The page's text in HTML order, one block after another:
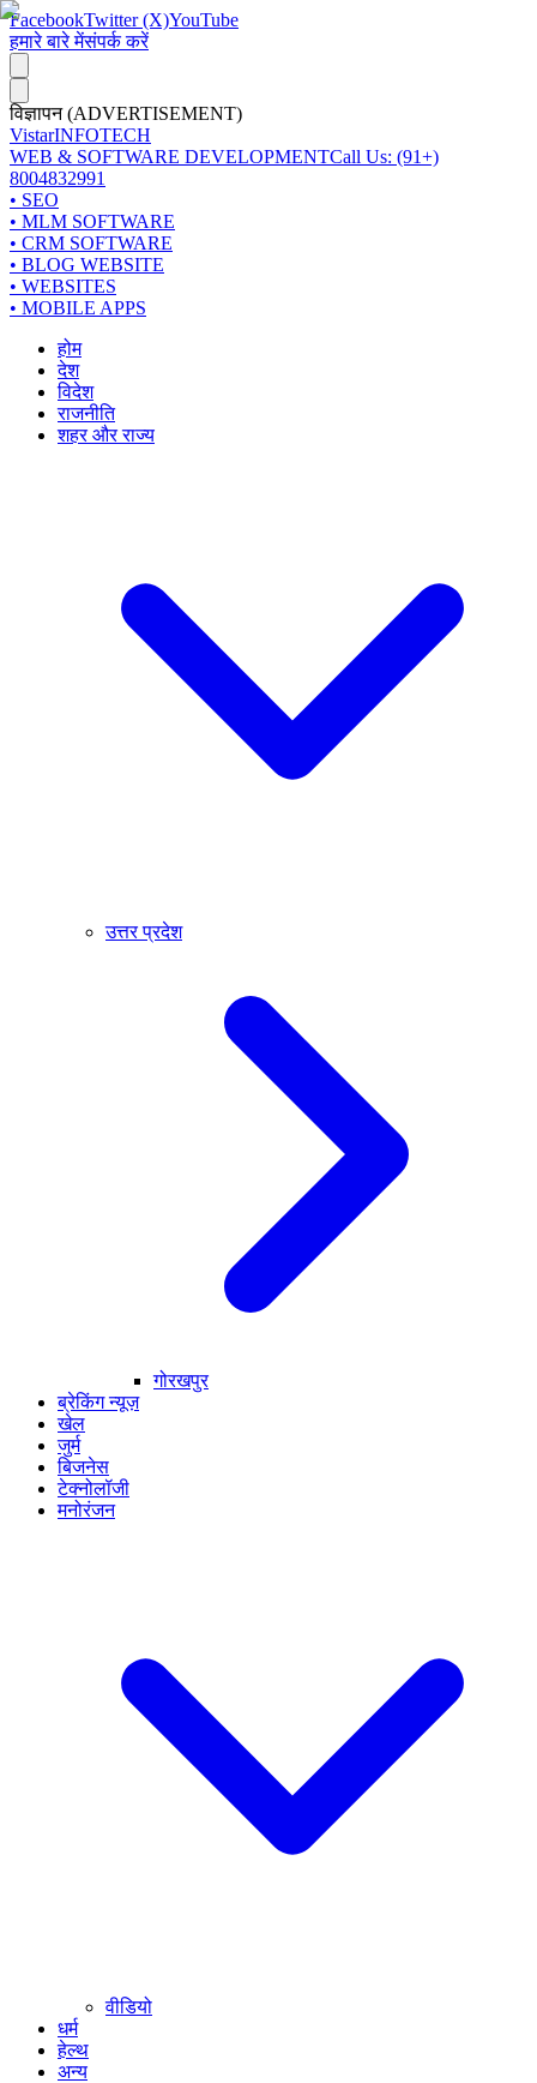
FacebookTwitter (X)YouTube
हमारे बारे मेंसंपर्क करें
विज्ञापन (ADVERTISEMENT)
VistarINFOTECH
WEB & SOFTWARE DEVELOPMENTCall Us: (91+)
8004832991
• SEO
• MLM SOFTWARE
• CRM SOFTWARE
• BLOG WEBSITE
• WEBSITES
• MOBILE APPS
होम
देश
विदेश
राजनीति
शहर और राज्य
उत्तर प्रदेश
गोरखपुर
ब्रेकिंग न्यूज़
खेल
जुर्म
बिजनेस
टेक्नोलॉजी
मनोरंजन
वीडियो
धर्म
हेल्थ
अन्य